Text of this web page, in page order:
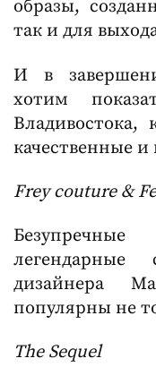
образы,
так и для
И в
хотим
качественные
Frey couture &
дизайнера
популярны не
The Sequel